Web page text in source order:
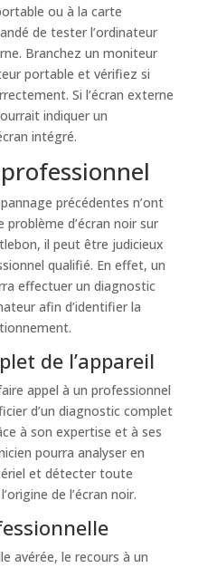
ou à la carte
de tester l’ordinateur
Branchez un moniteur
portable et vérifiez si
Si l’écran externe
indiquer un
intégré.
précédentes n’ont
problème d’écran noir sur
il peut être judicieux
qualifié. En effet, un
effectuer un diagnostic
afin d’identifier la
de l’appareil
appel à un professionnel
d’un diagnostic complet
à son expertise et à ses
pourra analyser en
et détecter toute
de l’écran noir.
avérée, le recours à un